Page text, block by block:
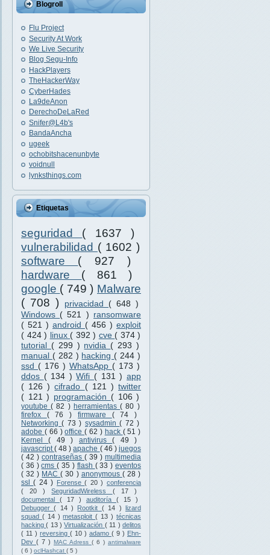
Blogroll
Flu Project
Security At Work
We Live Security
Blog Segu-Info
HackPlayers
TheHackerWay
CyberHades
La9deAnon
DerechoDeLaRed
Snifer@L4b's
BandaAncha
ugeek
ochobitshacenunbyte
voidnull
lynksthings.com
Etiquetas
seguridad ( 1637 )
vulnerabilidad ( 1602 )
software ( 927 )
hardware ( 861 )
google ( 749 ) Malware
( 708 )
privacidad ( 648 )
Windows ( 521 ) ransomware
( 521 ) android ( 456 ) exploit
( 424 ) linux ( 392 ) cve ( 374 )
tutorial ( 299 ) nvidia ( 293 )
manual ( 282 ) hacking ( 244 )
ssd ( 176 ) WhatsApp ( 173 )
ddos ( 134 )Wifi ( 131 ) app
( 126 )cifrado ( 121 )twitter
( 121 ) programación ( 106 )
youtube( 82 ) herramientas( 80 )
firefox ( 76 ) firmware ( 74 )
Networking( 73 ) sysadmin( 72 )
adobe ( 66 )office( 62 ) hack ( 51 )
Kernel( 49 ) antivirus( 49 )
javascript( 48 )apache ( 46 ) juegos
( 42 ) contraseñas ( 39 ) multimedia
( 36 )cms( 35 ) flash ( 33 )eventos
( 32 ) MAC( 30 ) anonymous ( 28 )
ssl( 24 ) Forense( 20 ) conferencia
( 20 )SeguridadWireless ( 17 )
documental ( 17 ) auditoría ( 15 )
Debugger( 14 ) Rootkit ( 14 ) lizard
squad ( 14 )metasploit( 13 ) técnicas
hacking( 13 )Virtualización ( 11 ) delitos
( 11 ) reversing ( 10 ) adamo ( 9 ) Ehn-
Dev ( 7 ) MAC Adress ( 6 ) antimalware
( 6 ) oclHashcat ( 5 )